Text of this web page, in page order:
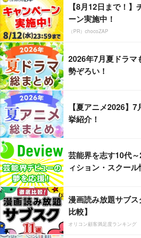
【8月12日まで！
ーン実施中！
（PR）chocoZAP
2026年7月夏ドラマ
勢ぞろい！
【夏アニメ2026】
挙紹介！
芸能界を志す10代
ィション・スクー
漫画読み放題サブ
比較】
オリコン顧客満足度ランキング